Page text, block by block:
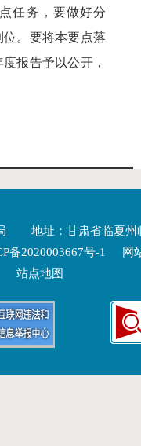
任务，要做好分
。要将本要点落
报告予以公开，
地址：甘肃省临夏州
备2020003667号-1
网
站点地图